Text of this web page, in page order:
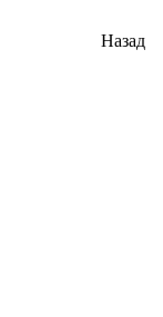
Назад